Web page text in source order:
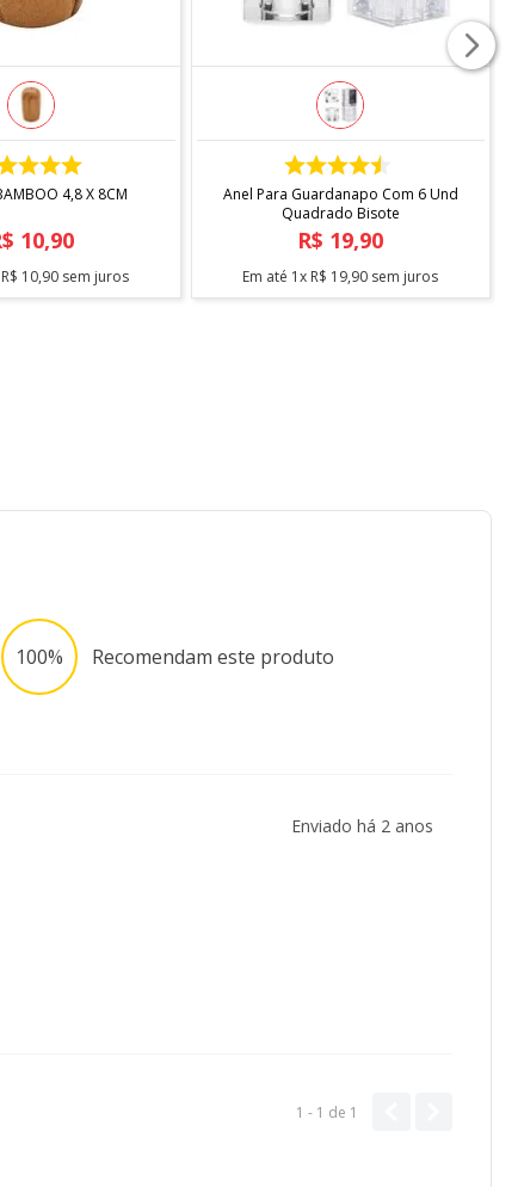
4,8 X 8CM
10,90
R$ 10,90 sem juros
COMPRAR
Anel Para Guardanapo Com 6 Und
Quadrado Bisote
R$ 19,90
Em até 1x R$ 19,90 sem juros
100% Recomendam este produto
Enviado há 2 anos
1 - 1 de 1